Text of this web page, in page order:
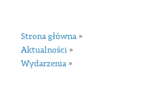
Strona główna »
Aktualności »
Wydarzenia »